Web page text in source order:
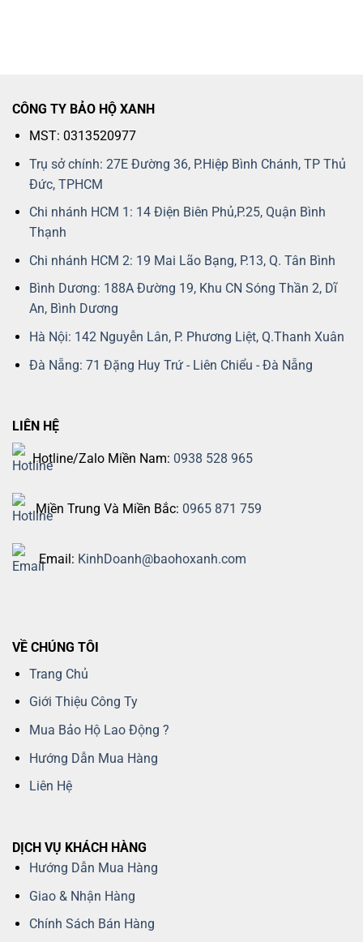
CÔNG TY BẢO HỘ XANH
MST: 0313520977
Trụ sở chính: 27E Đường 36, P.Hiệp Bình Chánh, TP Thủ
Đức, TPHCM
Chi nhánh HCM 1: 14 Điện Biên Phủ,P.25, Quận Bình
Thạnh
Chi nhánh HCM 2: 19 Mai Lão Bạng, P.13, Q. Tân Bình
Bình Dương: 188A Đường 19, Khu CN Sóng Thần 2, Dĩ
An, Bình Dương
Hà Nội: 142 Nguyễn Lân, P. Phương Liệt, Q.Thanh Xuân
Đà Nẵng: 71 Đặng Huy Trứ - Liên Chiểu - Đà Nẵng
LIÊN HỆ
Hotline/Zalo Miền Nam: 0938 528 965
Miền Trung Và Miền Bắc: 0965 871 759
Email: KinhDoanh@baohoxanh.com
VỀ CHÚNG TÔI
Trang Chủ
Giới Thiệu Công Ty
Mua Bảo Hộ Lao Động ?
Hướng Dẫn Mua Hàng
Liên Hệ
DỊCH VỤ KHÁCH HÀNG
Hướng Dẫn Mua Hàng
Giao & Nhận Hàng
Chính Sách Bán Hàng